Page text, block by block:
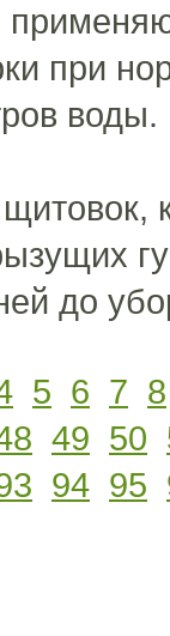
при
воды.
до
5 6 7 8
49 50
94 95